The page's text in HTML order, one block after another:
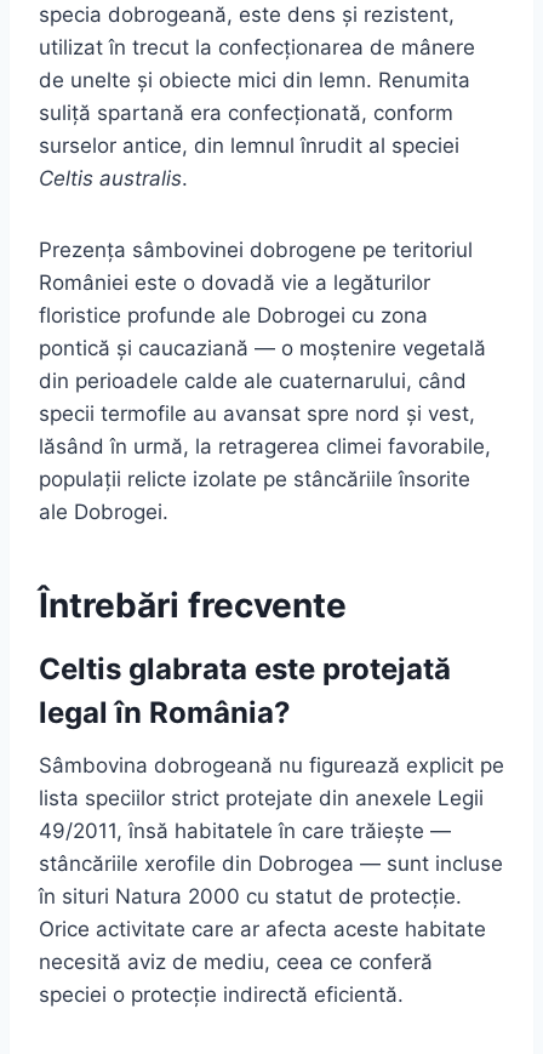
specia dobrogeană, este dens și rezistent,
utilizat în trecut la confecționarea de mânere
de unelte și obiecte mici din lemn. Renumita
suliță spartană era confecționată, conform
surselor antice, din lemnul înrudit al speciei
Celtis australis.
Prezența sâmbovinei dobrogene pe teritoriul
României este o dovadă vie a legăturilor
floristice profunde ale Dobrogei cu zona
pontică și caucaziană — o moștenire vegetală
din perioadele calde ale cuaternarului, când
specii termofile au avansat spre nord și vest,
lăsând în urmă, la retragerea climei favorabile,
populații relicte izolate pe stâncăriile însorite
ale Dobrogei.
Întrebări frecvente
Celtis glabrata este protejată
legal în România?
Sâmbovina dobrogeană nu figurează explicit pe
lista speciilor strict protejate din anexele Legii
49/2011, însă habitatele în care trăiește —
stâncăriile xerofile din Dobrogea — sunt incluse
în situri Natura 2000 cu statut de protecție.
Orice activitate care ar afecta aceste habitate
necesită aviz de mediu, ceea ce conferă
speciei o protecție indirectă eficientă.